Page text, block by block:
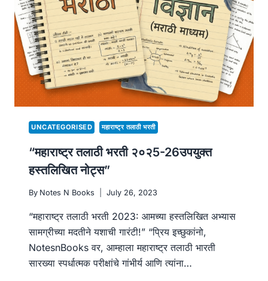
UNCATEGORISED महाराष्ट्र तलाठी भरती
“महाराष्ट्र तलाठी भरती २०२5-26उपयुक्त
हस्तलिखित नोट्स”
By Notes N Books July 26, 2023
“महाराष्ट्र तलाठी भरती 2023: आमच्या हस्तलिखित अभ्यास
सामग्रीच्या मदतीने यशाची गारंटी!” “प्रिय इच्छुकांनो,
NotesnBooks वर, आम्हाला महाराष्ट्र तलाठी भारती
सारख्या स्पर्धात्मक परीक्षांचे गांभीर्य आणि त्यांना…